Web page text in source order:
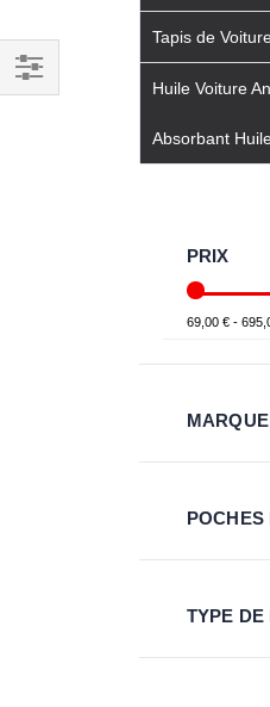
Tapis de
Huile Voiture
Absorbant
Filtrer
PRIX
69,00 € -
MARQUE
POCHES
TYPE DE